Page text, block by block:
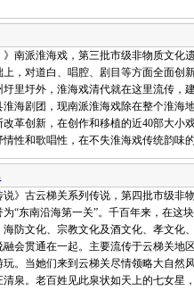
派淮海戏，第三批市级非物质文化
，对道白、唱腔、剧目等方面全面创
里圩外，淮海戏清代就在这里流传，
淮海剧团，现南派淮海戏除在整个淮
革创新，在创作和移植的近40部大小
情性和歌唱性，在不失淮海戏传统韵
古云梯关系列传说，第四批市级非
“东南沿海第一关”。千百年来，在这
防文化、宗教文化及酒文化、孝文化
会贯通在一起。主要流传于云梯关
。当她们来到云梯关尽情领略大自
清泉。老百姓见此泉状如天上的七女